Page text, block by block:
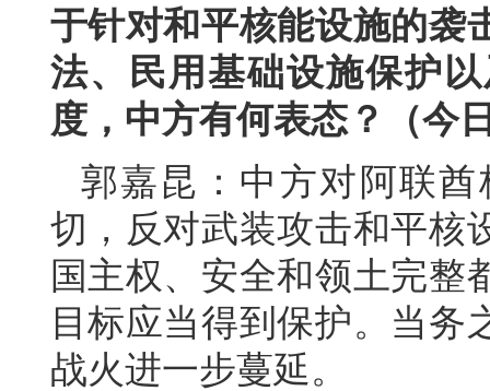
于针对和平核能设施的袭
法、民用基础设施保护
度，中方有何表态？（今
郭嘉昆：中方对阿联
切，反对武装攻击和平核
国主权、安全和领土完整
目标应当得到保护。当务
战火进一步蔓延。